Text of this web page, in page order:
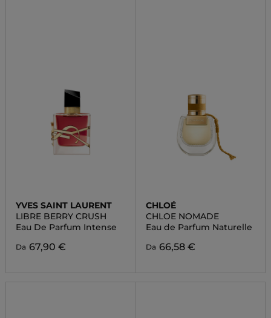
YVES SAINT LAURENT
LIBRE BERRY CRUSH
Eau De Parfum Intense
Da 67,90 €
CHLOÉ
CHLOE NOMADE
Eau de Parfum Naturelle
Da 66,58 €